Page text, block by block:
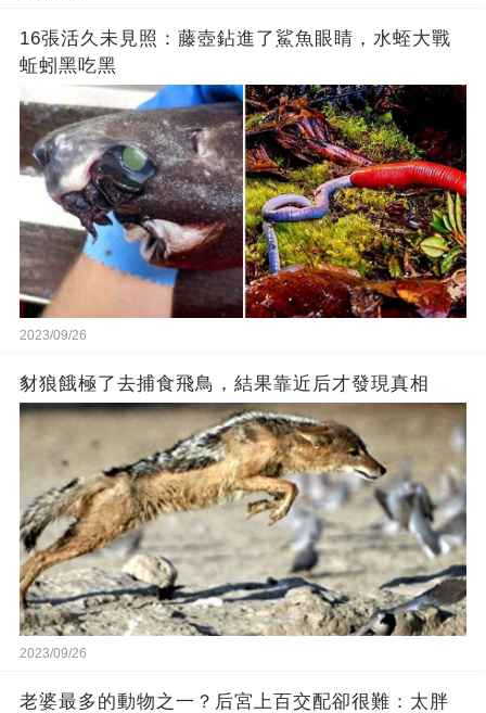
16張活久未見照：藤壺鉆進了鯊魚眼睛，水蛭大戰
蚯蚓黑吃黑
2023/09/26
豺狼餓極了去捕食飛鳥，結果靠近后才發現真相
2023/09/26
老婆最多的動物之一？后宮上百交配卻很難：太胖